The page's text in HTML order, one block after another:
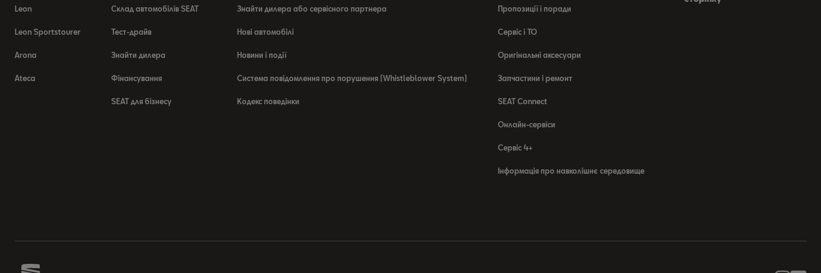
Leon
Leon Sportstourer
Arona
Ateca
Склад автомобілів SEAT
Тест-драйв
Знайти дилера
Фінансування
SEAT для бізнесу
Знайти дилера або сервісного партнера
Нові автомобілі
Новини і події
Система повідомлення про порушення (Whistleblower System)
Кодекс поведінки
Пропозиції і поради
Сервіс і ТО
Оригінальні аксесуари
Запчастини і ремонт
SEAT Connect
Онлайн-сервіси
Сервіс 4+
Інформація про навколішнє середовище